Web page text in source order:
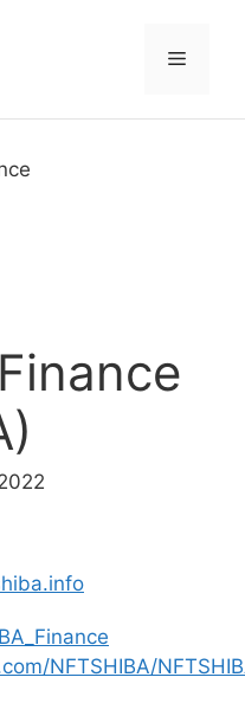
Меню
NFTSHIBA/